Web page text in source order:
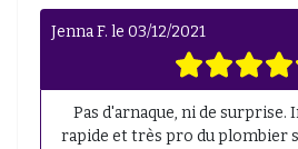
Jenna F. le 03/12/2021
Pas d'arnaque, ni de
rapide et très pro du plombier